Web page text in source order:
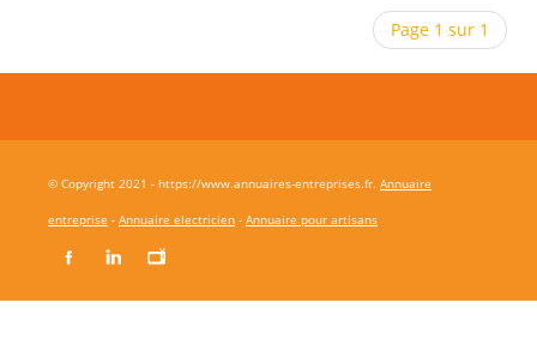
Page 1 sur 1
© Copyright 2021 - https://www.annuaires-entreprises.fr. Annuaire
entreprise - Annuaire electricien - Annuaire pour artisans